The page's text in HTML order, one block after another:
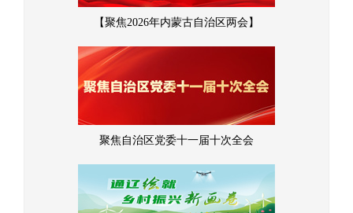
【聚焦2026年内蒙古自治区两会】
聚焦自治区党委十一届十次全会